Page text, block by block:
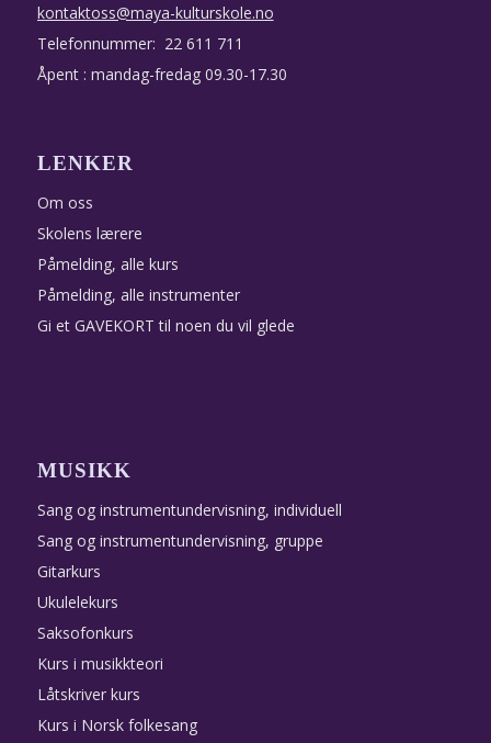
kontaktoss@maya-kulturskole.no
Telefonnummer: 22 611 711
Åpent : mandag-fredag 09.30-17.30
LENKER
Om oss
Skolens lærere
Påmelding, alle kurs
Påmelding, alle instrumenter
Gi et GAVEKORT til noen du vil glede
MUSIKK
Sang og instrumentundervisning, individuell
Sang og instrumentundervisning, gruppe
Gitarkurs
Ukulelekurs
Saksofonkurs
Kurs i musikkteori
Låtskriver kurs
Kurs i Norsk folkesang